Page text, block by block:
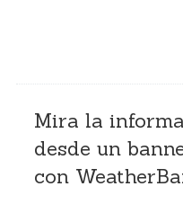
Mira la
desde un
con